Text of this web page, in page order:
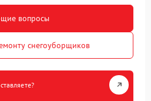
вопросы
снегоуборщиков